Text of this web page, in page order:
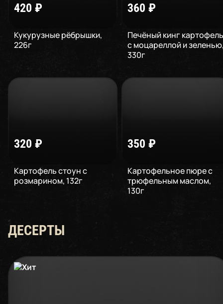
420 ₽
Кукурузные рёбрышки,
226г
360 ₽
Печёный кинг картофель
с моцареллой и зеленью
330г
320 ₽
Картофель стоун c
розмарином, 132г
350 ₽
Картофельное пюре с
трюфельным маслом,
130г
ДЕСЕРТЫ